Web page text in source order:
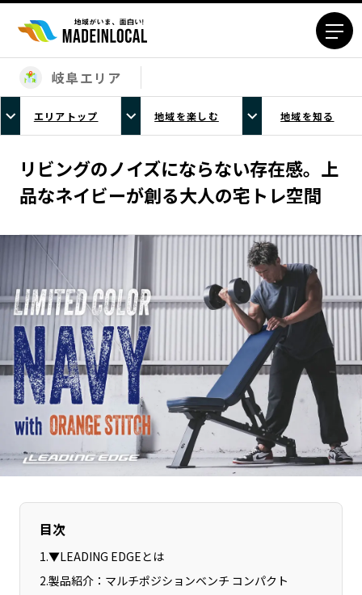
エリアから探す
北海道エリア
青森エリア
岩手エリア
秋田エリア
山形エリア
福島エリア
茨城エリア
栃木エリア
群馬エリア
埼玉エリア
東京23区エリア
多摩エリア
神奈川エリア
新潟エリア
富山エリア
石川エリア
福井エリア
山梨エリア
長野エリア
岐阜エリア
静岡エリア
愛知エリア
三重エリア
滋賀エリア
京都エリア
大阪市エリア
河内エリア
兵庫エリア
奈良エリア
鳥取エリア
岡山エリア
広島エリア
岐阜エリア
エリアトップ 地域を楽しむ 地域を知る
リビングのノイズにならない存在感。上
品なネイビーが創る大人の宅トレ空間
目次
1.▼LEADING EDGEとは
2.製品紹介：マルチポジションベンチ コンパクト